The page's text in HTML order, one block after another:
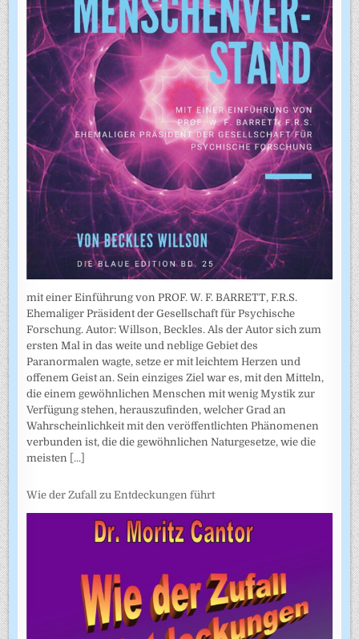
mit einer Einführung von PROF. W. F. BARRETT, F.R.S.
Ehemaliger Präsident der Gesellschaft für Psychische
Forschung. Autor: Willson, Beckles. Als der Autor sich zum
ersten Mal in das weite und neblige Gebiet des
Paranormalen wagte, setze er mit leichtem Herzen und
offenem Geist an. Sein einziges Ziel war es, mit den Mitteln,
die einem gewöhnlichen Menschen mit wenig Mystik zur
Verfügung stehen, herauszufinden, welcher Grad an
Wahrscheinlichkeit mit den veröffentlichten Phänomenen
verbunden ist, die die gewöhnlichen Naturgesetze, wie die
meisten [...]
Wie der Zufall zu Entdeckungen führt